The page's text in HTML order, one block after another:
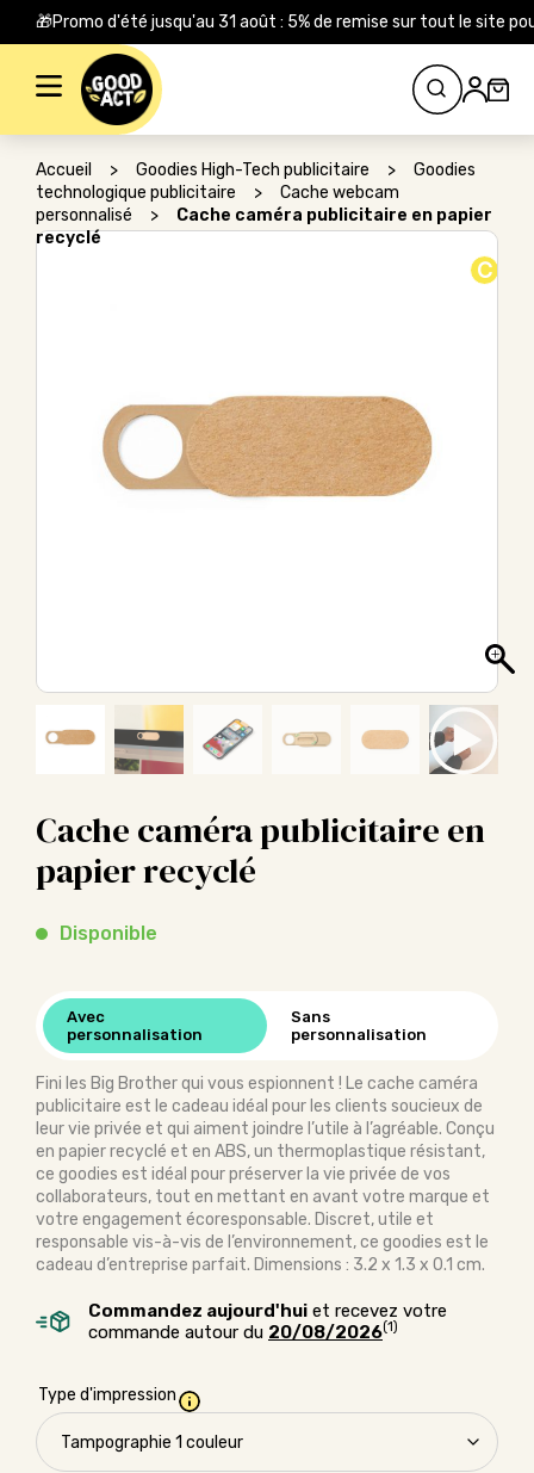
🎁Promo d'été jusqu'au 31 août : 5% de remise sur tout le site
Rechercher :
Accueil > Goodies High-Tech publicitaire >
Goodies
technologique publicitaire
>
Cache webcam
personnalisé
>
Cache caméra publicitaire en papier
recyclé
C
Cache caméra publicitaire en
papier recyclé
Disponible
Avec
personnalisation
Sans
personnalisation
Fini les Big Brother qui vous espionnent ! Le cache caméra
publicitaire est le cadeau idéal pour les clients soucieux de
leur vie privée et qui aiment joindre l’utile à l’agréable. Conçu
en papier recyclé et en ABS, un thermoplastique résistant,
ce goodies est idéal pour préserver la vie privée de vos
collaborateurs, tout en mettant en avant votre marque et
votre engagement écoresponsable. Discret, utile et
responsable vis-à-vis de l’environnement, ce goodies est le
cadeau d’entreprise parfait. Dimensions : 3.2 x 1.3 x 0.1 cm.
Commandez aujourd'hui et recevez votre
commande autour du 20/08/2026(1)
Type d'impression